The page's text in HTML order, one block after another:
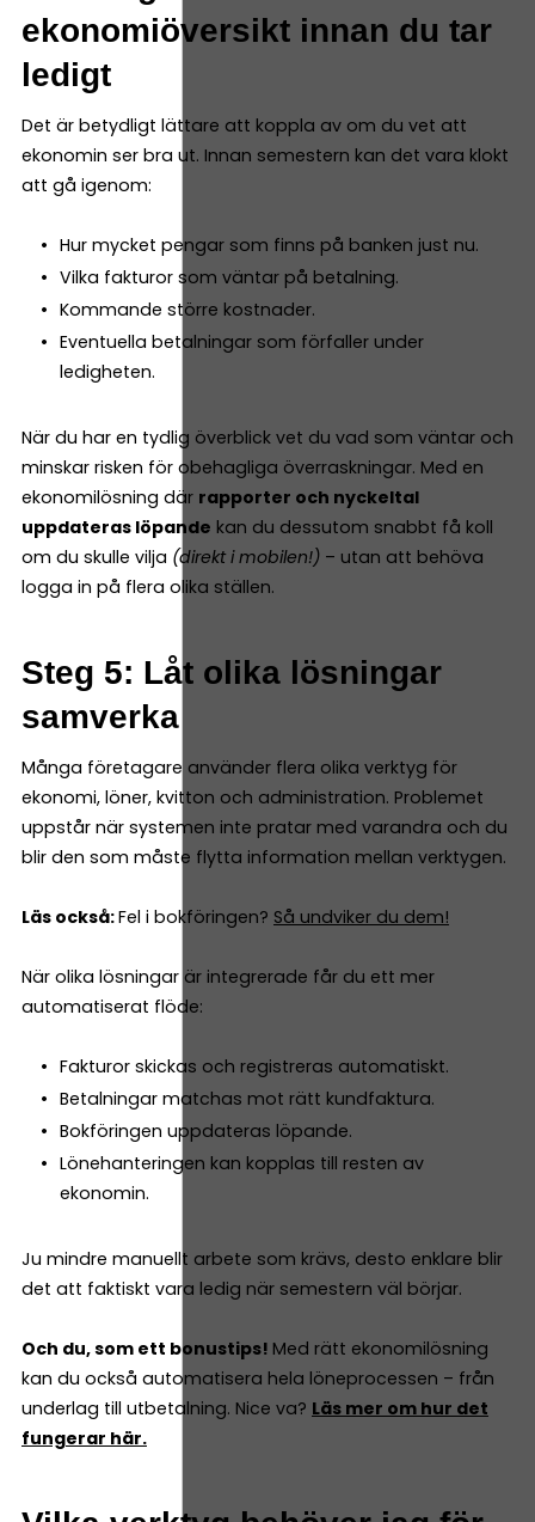
ekonomiöversikt innan du tar
ledigt
Det är betydligt lättare att koppla av om du vet att
ekonomin ser bra ut. Innan semestern kan det vara klokt
att gå igenom:
Hur mycket pengar som finns på banken just nu.
Vilka fakturor som väntar på betalning.
Kommande större kostnader.
Eventuella betalningar som förfaller under
ledigheten.
När du har en tydlig överblick vet du vad som väntar och
minskar risken för obehagliga överraskningar. Med en
ekonomilösning där rapporter och nyckeltal
uppdateras löpande kan du dessutom snabbt få koll
om du skulle vilja (direkt i mobilen!) – utan att behöva
logga in på flera olika ställen.
Steg 5: Låt olika lösningar
samverka
Många företagare använder flera olika verktyg för
ekonomi, löner, kvitton och administration. Problemet
uppstår när systemen inte pratar med varandra och du
blir den som måste flytta information mellan verktygen.
Läs också:Fel i bokföringen? Så undviker du dem!
När olika lösningar är integrerade får du ett mer
automatiserat flöde:
Fakturor skickas och registreras automatiskt.
Betalningar matchas mot rätt kundfaktura.
Bokföringen uppdateras löpande.
Lönehanteringen kan kopplas till resten av
ekonomin.
Ju mindre manuellt arbete som krävs, desto enklare blir
det att faktiskt vara ledig när semestern väl börjar.
Och du, som ett bonustips! Med rätt ekonomilösning
kan du också automatisera hela löneprocessen – från
underlag till utbetalning. Nice va? Läs mer om hur det
fungerar här.